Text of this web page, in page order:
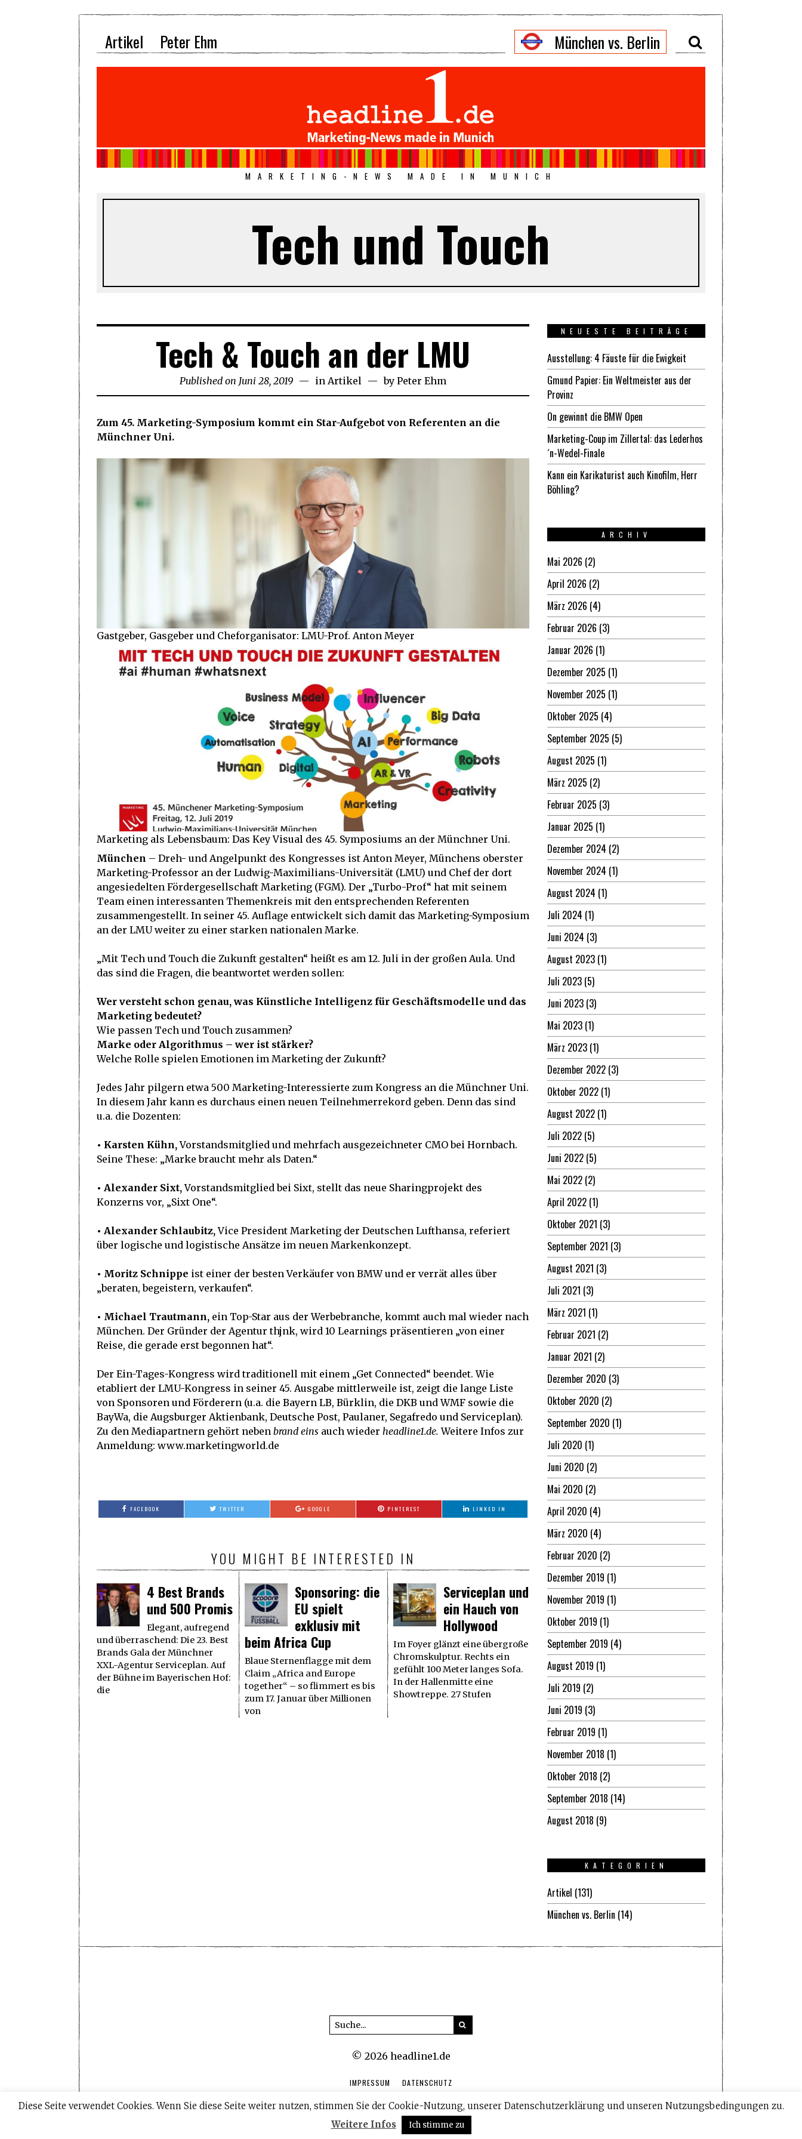
Artikel München vs. Berlin
Peter Ehm
MARKETING-NEWS MADE IN MUNICH
Tech und Touch
Tech & Touch an der LMU
Published on Juni 28, 2019 Juni
28,
in Artikel by Peter Ehm
Zum 45. Marketing-Symposium kommt ein Star-Aufgebot von Referenten an die
Münchner Uni.
Gastgeber, Gasgeber und Cheforganisator: LMU-Prof. Anton Meyer
Marketing als Lebensbaum: Das Key Visual des 45. Symposiums an der Münchner Uni.
München – Dreh- und Angelpunkt des Kongresses ist Anton Meyer, Münchens oberster
Marketing-Professor an der Ludwig-Maximilians-Universität (LMU) und Chef der dort
angesiedelten Fördergesellschaft Marketing (FGM). Der „Turbo-Prof“ hat mit seinem
Team einen interessanten Themenkreis mit den entsprechenden Referenten
zusammengestellt. In seiner 45. Auflage entwickelt sich damit das Marketing-Symposium
an der LMU weiter zu einer starken nationalen Marke.
„Mit Tech und Touch die Zukunft gestalten“ heißt es am 12. Juli in der großen Aula. Und
das sind die Fragen, die beantwortet werden sollen:
Wer versteht schon genau, was Künstliche Intelligenz für Geschäftsmodelle und das
Marketing bedeutet?
Wie passen Tech und Touch zusammen?
Marke oder Algorithmus – wer ist stärker?
Welche Rolle spielen Emotionen im Marketing der Zukunft?
Jedes Jahr pilgern etwa 500 Marketing-Interessierte zum Kongress an die Münchner Uni.
In diesem Jahr kann es durchaus einen neuen Teilnehmerrekord geben. Denn das sind
u.a. die Dozenten:
• Karsten Kühn,Vorstandsmitglied und mehrfach ausgezeichneter CMO bei Hornbach.
Seine These: „Marke braucht mehr als Daten.“
• Alexander Sixt,Vorstandsmitglied bei Sixt, stellt das neue Sharingprojekt des
Konzerns vor, „Sixt One“.
• Alexander Schlaubitz,Vice President Marketing der Deutschen Lufthansa, referiert
über logische und logistische Ansätze im neuen Markenkonzept.
• Moritz Schnippe ist einer der besten Verkäufer von BMW und er verrät alles über
„beraten, begeistern, verkaufen“.
• Michael Trautmann, ein Top-Star aus der Werbebranche, kommt auch mal wieder nach
München. Der Gründer der Agentur thjnk, wird 10 Learnings präsentieren „von einer
Reise, die gerade erst begonnen hat“.
Der Ein-Tages-Kongress wird traditionell mit einem „Get Connected“ beendet. Wie
etabliert der LMU-Kongress in seiner 45. Ausgabe mittlerweile ist, zeigt die lange Liste
von Sponsoren und Förderern (u.a. die Bayern LB, Bürklin, die DKB und WMF sowie die
BayWa, die Augsburger Aktienbank, Deutsche Post, Paulaner, Segafredo und Serviceplan).
Zu den Mediapartnern gehört neben brand eins auch wieder headline1.de. Weitere Infos zur
Anmeldung: www.marketingworld.de
FACEBOOK TWITTER GOOGLE PINTEREST LINKED IN
YOU MIGHT BE INTERESTED IN
4 Best Brands
und 500 Promis
Elegant, aufregend
und überraschend: Die 23. Best
Brands Gala der Münchner
XXL-Agentur Serviceplan. Auf
der Bühne im Bayerischen Hof:
die
Sponsoring: die
EU spielt
exklusiv mit
beim Africa Cup
Blaue Sternenflagge mit dem
Claim „Africa and Europe
together“ – so flimmert es bis
zum 17. Januar über Millionen
von
Serviceplan und
ein Hauch von
Hollywood
Im Foyer glänzt eine übergroße
Chromskulptur. Rechts ein
gefühlt 100 Meter langes Sofa.
In der Hallenmitte eine
Showtreppe. 27 Stufen
NEUESTE BEITRÄGE
Ausstellung: 4 Fäuste für die Ewigkeit
Gmund Papier: Ein Weltmeister aus der
Provinz
On gewinnt die BMW Open
Marketing-Coup im Zillertal: das Lederhos
´n-Wedel-Finale
Kann ein Karikaturist auch Kinofilm, Herr
Böhling?
ARCHIV
Mai 2026 (2)
April 2026 (2)
März 2026 (4)
Februar 2026 (3)
Januar 2026 (1)
Dezember 2025 (1)
November 2025 (1)
Oktober 2025 (4)
September 2025 (5)
August 2025 (1)
März 2025 (2)
Februar 2025 (3)
Januar 2025 (1)
Dezember 2024 (2)
November 2024 (1)
August 2024 (1)
Juli 2024 (1)
Juni 2024 (3)
August 2023 (1)
Juli 2023 (5)
Juni 2023 (3)
Mai 2023 (1)
März 2023 (1)
Dezember 2022 (3)
Oktober 2022 (1)
August 2022 (1)
Juli 2022 (5)
Juni 2022 (5)
Mai 2022 (2)
April 2022 (1)
Oktober 2021 (3)
September 2021 (3)
August 2021 (3)
Juli 2021 (3)
März 2021 (1)
Februar 2021 (2)
Januar 2021 (2)
Dezember 2020 (3)
Oktober 2020 (2)
September 2020 (1)
Juli 2020 (1)
Juni 2020 (2)
Mai 2020 (2)
April 2020 (4)
März 2020 (4)
Februar 2020 (2)
Dezember 2019 (1)
November 2019 (1)
Oktober 2019 (1)
September 2019 (4)
August 2019 (1)
Juli 2019 (2)
Juni 2019 (3)
Februar 2019 (1)
November 2018 (1)
Oktober 2018 (2)
September 2018 (14)
August 2018 (9)
KATEGORIEN
Artikel (131)
München vs. Berlin (14)
© 2026 headline1.de
IMPRESSUM DATENSCHUTZ
Diese Seite verwendet Cookies. Wenn Sie diese Seite weiter nutzen, stimmen Sie der Cookie-Nutzung, unserer Datenschutzerklärung und unseren Nutzungsbedingungen zu.
Weitere Infos
Ich stimme zu